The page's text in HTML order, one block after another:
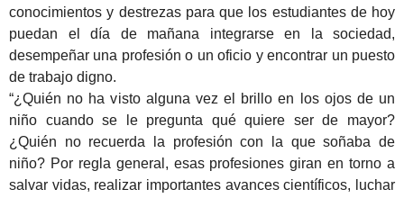
conocimientos y destrezas para que los estudiantes de hoy
puedan el día de mañana integrarse en la sociedad,
desempeñar una profesión o un oficio y encontrar un puesto
de trabajo digno.
“¿Quién no ha visto alguna vez el brillo en los ojos de un
niño cuando se le pregunta qué quiere ser de mayor?
¿Quién no recuerda la profesión con la que soñaba de
niño? Por regla general, esas profesiones giran en torno a
salvar vidas, realizar importantes avances científicos, luchar